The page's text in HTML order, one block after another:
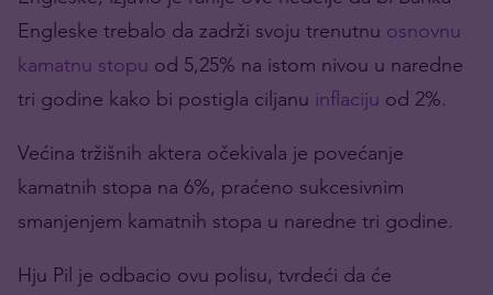
Engleske trebalo da zadrži svoju trenutnu osnovnu
kamatnu stopu od 5,25% na istom nivou u naredne
tri godine kako bi postigla ciljanu inflaciju od 2%.
Većina tržišnih aktera očekivala je povećanje
kamatnih stopa na 6%, praćeno sukcesivnim
smanjenjem kamatnih stopa u naredne tri godine.
Hju Pil je odbacio ovu polisu, tvrdeći da će